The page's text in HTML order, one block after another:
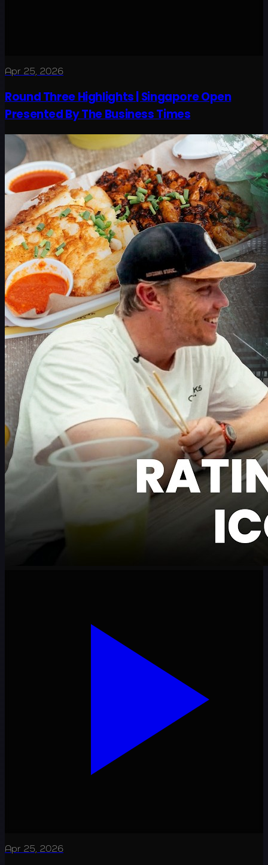
Apr 25, 2026
Round Three Highlights | Singapore Open
Presented By The Business Times
Apr 25, 2026